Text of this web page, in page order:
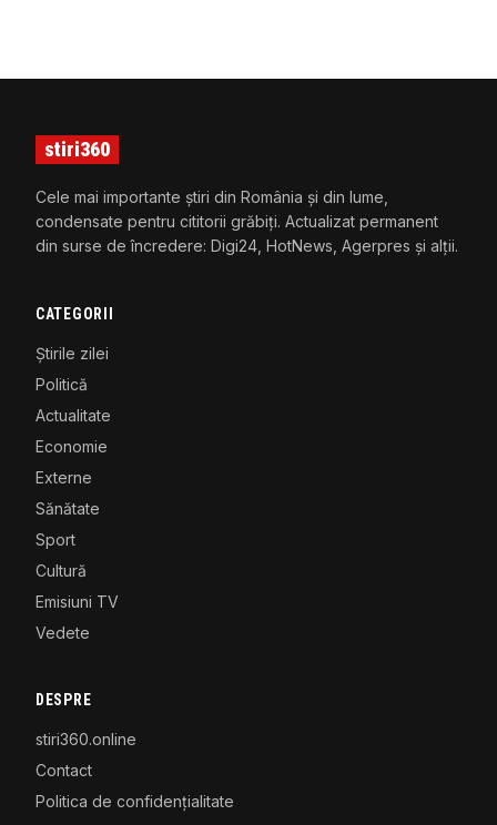
stiri360
Cele mai importante știri din România și din lume,
condensate pentru cititorii grăbiți. Actualizat permanent
din surse de încredere: Digi24, HotNews, Agerpres și alții.
CATEGORII
Știrile zilei
Politică
Actualitate
Economie
Externe
Sănătate
Sport
Cultură
Emisiuni TV
Vedete
DESPRE
stiri360.online
Contact
Politica de confidențialitate